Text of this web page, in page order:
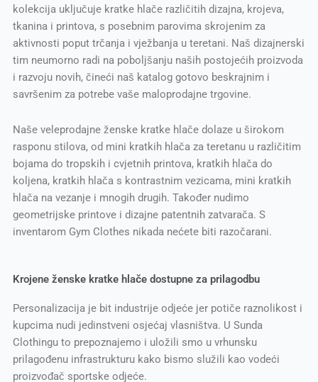
kolekcija uključuje kratke hlače različitih dizajna, krojeva,
tkanina i printova, s posebnim parovima skrojenim za
aktivnosti poput trčanja i vježbanja u teretani. Naš dizajnerski
tim neumorno radi na poboljšanju naših postojećih proizvoda
i razvoju novih, čineći naš katalog gotovo beskrajnim i
savršenim za potrebe vaše maloprodajne trgovine.
Naše veleprodajne ženske kratke hlače dolaze u širokom
rasponu stilova, od mini kratkih hlača za teretanu u različitim
bojama do tropskih i cvjetnih printova, kratkih hlača do
koljena, kratkih hlača s kontrastnim vezicama, mini kratkih
hlača na vezanje i mnogih drugih. Također nudimo
geometrijske printove i dizajne patentnih zatvarača. S
inventarom Gym Clothes nikada nećete biti razočarani.
Krojene ženske kratke hlače dostupne za prilagodbu
Personalizacija je bit industrije odjeće jer potiče raznolikost i
kupcima nudi jedinstveni osjećaj vlasništva. U Sunda
Clothingu to prepoznajemo i uložili smo u vrhunsku
prilagođenu infrastrukturu kako bismo služili kao vodeći
proizvođač sportske odjeće.